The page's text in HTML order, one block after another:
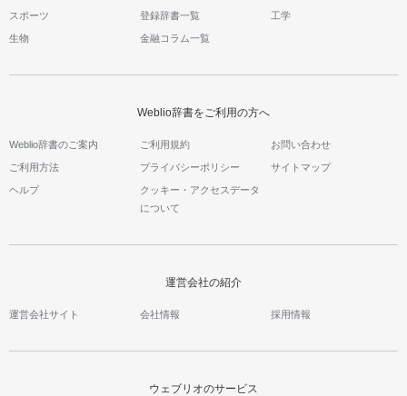
スポーツ 登録辞書一覧 工学
生物 金融コラム一覧
Weblio辞書をご利用の方へ
Weblio辞書のご案内 ご利用規約 お問い合わせ
ご利用方法 プライバシーポリシー サイトマップ
ヘルプ
クッキー・アクセスデータ
について
運営会社の紹介
運営会社サイト 会社情報 採用情報
ウェブリオのサービス